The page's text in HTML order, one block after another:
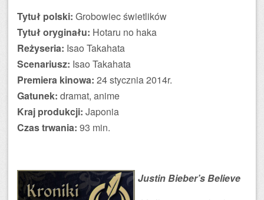
Tytuł polski: Grobowiec świetlików
Tytuł oryginału: Hotaru no haka
Reżyseria: Isao Takahata
Scenariusz: Isao Takahata
Premiera kinowa: 24 stycznia 2014r.
Gatunek: dramat, anime
Kraj produkcji: Japonia
Czas trwania: 93 min.
Justin Bieber’s Believe